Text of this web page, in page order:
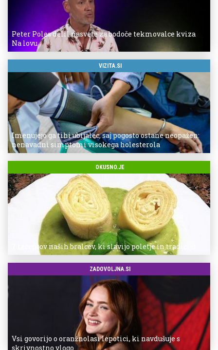
Peter Poles delil nasvete za bodoče tekmovalce kviza
Na lovu
VIZITA.SI
Imenujejo ga tihi ubijalec, saj pogosto ostane neopažen:
nenavadni simptomi visokega holesterola
OKUSNO.JE
7 receptov naših bralcev, ki slavijo poletje in tradicijo
ZADOVOLJNA.SI
Vsi govorijo o oranžnolasi lepotici, ki navdušuje s
skrivnostno vlogo